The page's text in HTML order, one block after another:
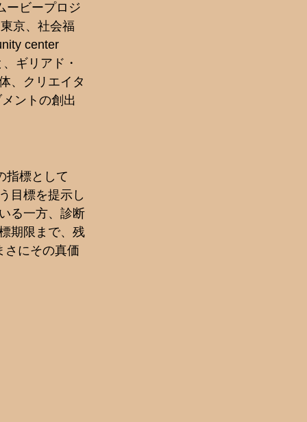
ービープロジ
京、社会福
center
ギリアド・
、クリエイタ
ントの創出
指標として
目標を提示し
る一方、診断
期限まで、残
さにその真価